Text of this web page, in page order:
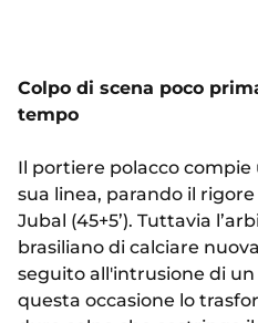
Colpo di scena poco
tempo
Il portiere polacco compie
sua linea, parando il
Jubal (45+5’). Tuttavia
brasiliano di calciare
seguito all'intrusione di
questa occasione lo